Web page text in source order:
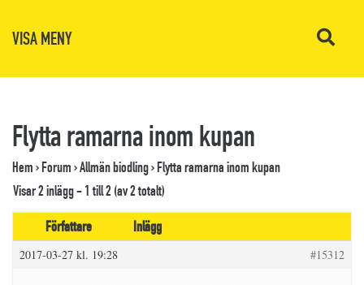
VISA MENY
Flytta ramarna inom kupan
Hem›Forum›Allmän biodling›Flytta ramarna inom kupan
Visar 2 inlägg - 1 till 2 (av 2 totalt)
Författare
Inlägg
2017-03-27 kl. 19:28 #15312